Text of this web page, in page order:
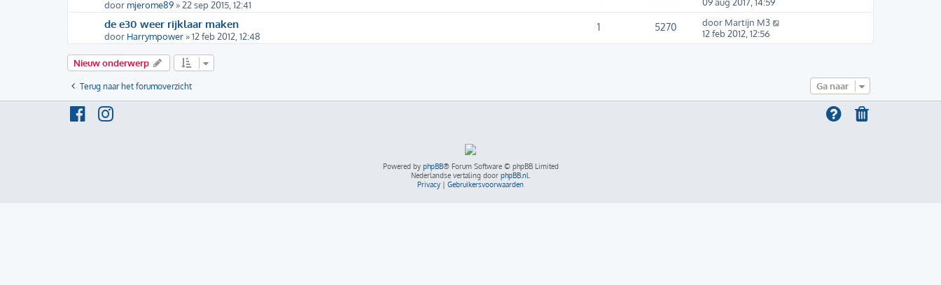
door mjerome89 » 22 sep 2015, 12:41
09 aug 2017, 14:59
de e30 weer rijklaar maken
door Harrympower » 12 feb 2012, 12:48
1 5270 door Martijn M3
12 feb 2012, 12:56
Nieuw onderwerp
Terug naar het forumoverzicht Ga naar
Powered by phpBB® Forum Software © phpBB Limited
Nederlandse vertaling door phpBB.nl.
Privacy
Gebruikersvoorwaarden